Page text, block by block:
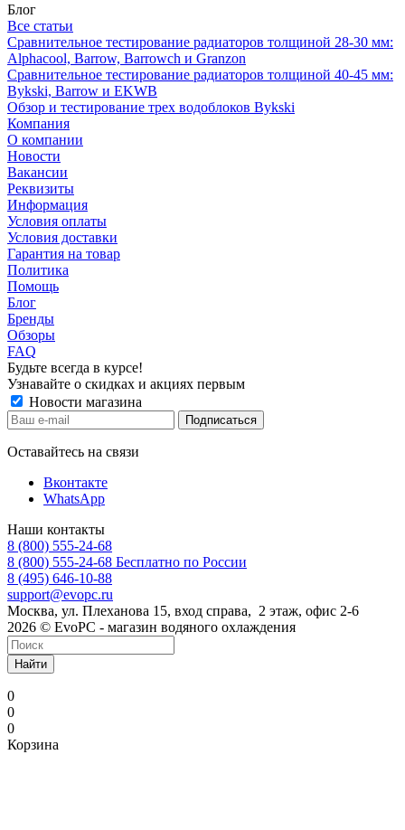
Блог
Все статьи
Сравнительное тестирование радиаторов толщиной 28-30 мм:
Alphacool, Barrow, Barrowch и Granzon
Сравнительное тестирование радиаторов толщиной 40-45 мм:
Bykski, Barrow и EKWB
Обзор и тестирование трех водоблоков Bykski
Компания
О компании
Новости
Вакансии
Реквизиты
Информация
Условия оплаты
Условия доставки
Гарантия на товар
Политика
Помощь
Блог
Бренды
Обзоры
FAQ
Будьте всегда в курсе!
Узнавайте о скидках и акциях первым
Новости магазина
Оставайтесь на связи
Вконтакте
WhatsApp
Наши контакты
8 (800) 555-24-68
8 (800) 555-24-68 Бесплатно по России
8 (495) 646-10-88
support@evopc.ru
Москва, ул. Плеханова 15, вход справа, 2 этаж, офис 2-6
2026 © EvoPC - магазин водяного охлаждения
Найти
0
0
0
Корзина